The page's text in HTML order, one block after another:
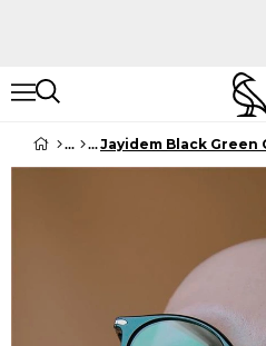
Jayidem Black Green